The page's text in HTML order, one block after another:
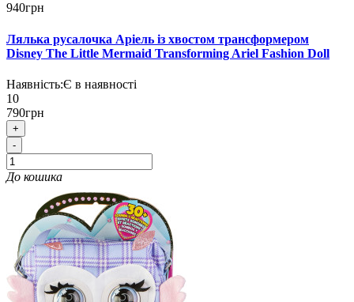
940грн
Лялька русалочка Аріель із хвостом трансформером
Disney The Little Mermaid Transforming Ariel Fashion Doll
Наявність:Є в наявності
10
790грн
+
-
До кошика